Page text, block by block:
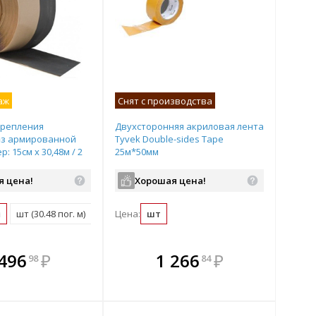
армированной
15см х 30,48м / 2
цена!
шт (30.48 пог. м)
98 ₽
В комплекте
всегда выгоднее!
Снят с производства
Двухсторонняя акриловая лента
Tyvek Double-sides Tape
25м*50мм
Хорошая цена!
Цена: шт
В комплекте
выгоднее!
1 266 84 ₽